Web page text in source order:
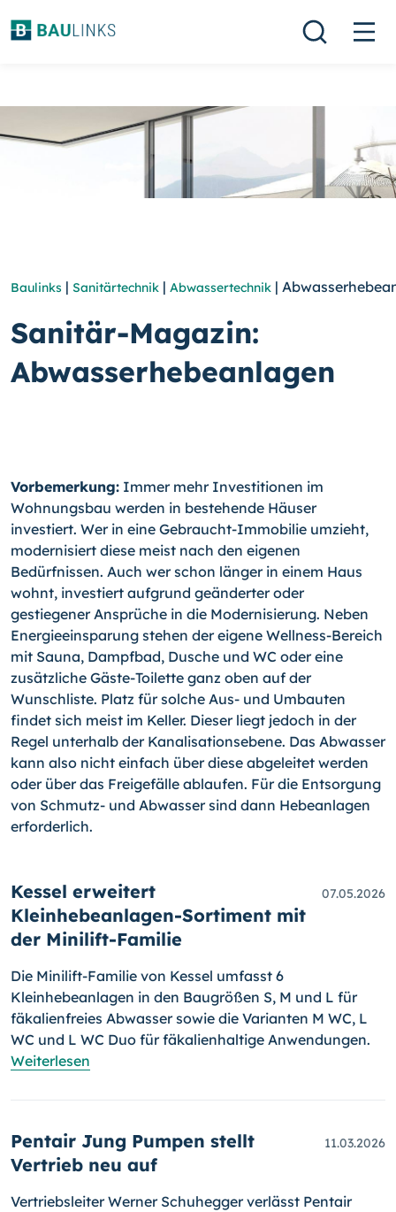
Baulinks | Sanitärtechnik | Abwassertechnik |
Sanitär-Magazin:
Abwasserhebeanlagen
Vorbemerkung: Immer mehr Investitionen im
Wohnungsbau werden in bestehende Häuser
investiert. Wer in eine Gebraucht-Immobilie umzieht,
modernisiert diese meist nach den eigenen
Bedürfnissen. Auch wer schon länger in einem Haus
wohnt, investiert aufgrund geänderter oder
gestiegener Ansprüche in die Modernisierung. Neben
Energieeinsparung stehen der eigene Wellness-Bereich
mit Sauna, Dampfbad, Dusche und WC oder eine
zusätzliche Gäste-Toilette ganz oben auf der
Wunschliste. Platz für solche Aus- und Umbauten
findet sich meist im Keller. Dieser liegt jedoch in der
Regel unterhalb der Kanalisationsebene. Das Abwasser
kann also nicht einfach über diese abgeleitet werden
oder über das Freigefälle ablaufen. Für die Entsorgung
von Schmutz- und Abwasser sind dann Hebeanlagen
erforderlich.
Kessel erweitert
Kleinhebeanlagen-Sortiment mit
der Minilift-Familie
07.05.2026
Die Minilift-Familie von Kessel umfasst 6
Kleinhebeanlagen in den Baugrößen S, M und L für
fäkalienfreies Abwasser sowie die Varianten M WC, L
WC und L WC Duo für fäkalienhaltige Anwendungen.
Weiterlesen
Pentair Jung Pumpen stellt
Vertrieb neu auf
11.03.2026
Vertriebsleiter Werner Schuhegger verlässt Pentair